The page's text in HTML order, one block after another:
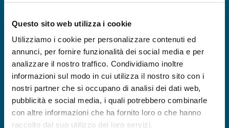
Questo sito web utilizza i cookie
Utilizziamo i cookie per personalizzare contenuti ed
annunci, per fornire funzionalità dei social media e per
analizzare il nostro traffico. Condividiamo inoltre
informazioni sul modo in cui utilizza il nostro sito con i
nostri partner che si occupano di analisi dei dati web,
pubblicità e social media, i quali potrebbero combinarle
con altre informazioni che ha fornito loro o che hanno
raccolto dal suo utilizzo dei loro servizi.